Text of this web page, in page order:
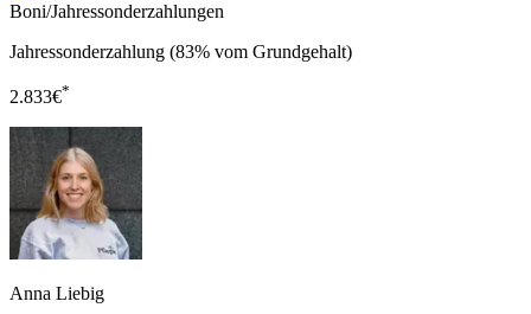
Boni/Jahressonderzahlungen
Jahressonderzahlung (83% vom Grundgehalt)
2.833€*
Anna Liebig